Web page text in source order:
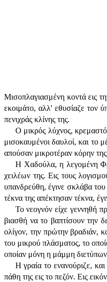
Μισοπλαγιασμένη κοντά εις
εκοιμάτο, αλλ' εθυσίαζε τον
πενιχράς κλίνης της.
Ο μικρός λύχνος,
μισοκαυμένοι δαυλοί, και το
απούσαν μικροτέραν κόρην
Η Χαδούλα, η λεγομένη
χειλέων της. Εις τους
υπανδρεύθη, έγινε σκλάβα
τέκνα της απέκτησαν τέκνα,
Το νεογνόν είχε γεννηθή
βιασθή να το βαπτίσουν την
ολίγον, την πρώτην βραδιάν,
του μικρού πλάσματος, το
οποίαν μόνη η μάμμη
Η γραία το ενανούριζε,
πάθη της εις το πεζόν. Εις